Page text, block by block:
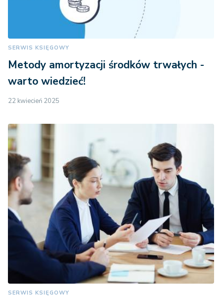
SERWIS KSIĘGOWY
Metody amortyzacji środków trwałych -
warto wiedzieć!
22 kwiecień 2025
SERWIS KSIĘGOWY